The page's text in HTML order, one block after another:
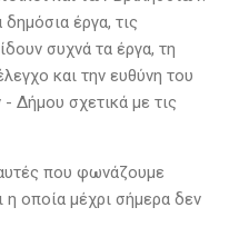
έργα, τις
συχνά τα έργα, τη
και την ευθύνη του
Δήμου σχετικά με τις
που φωνάζουμε
η οποία μέχρι σήμερα δεν